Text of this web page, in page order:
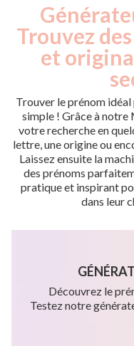
Trouvez
et
Trouver le prénom idéal
simple ! Grâce à notre
votre recherche en
lettre, une origine ou
Laissez ensuite la
des prénoms
pratique et inspirant
dans leur
Découvrez le
Testez notre